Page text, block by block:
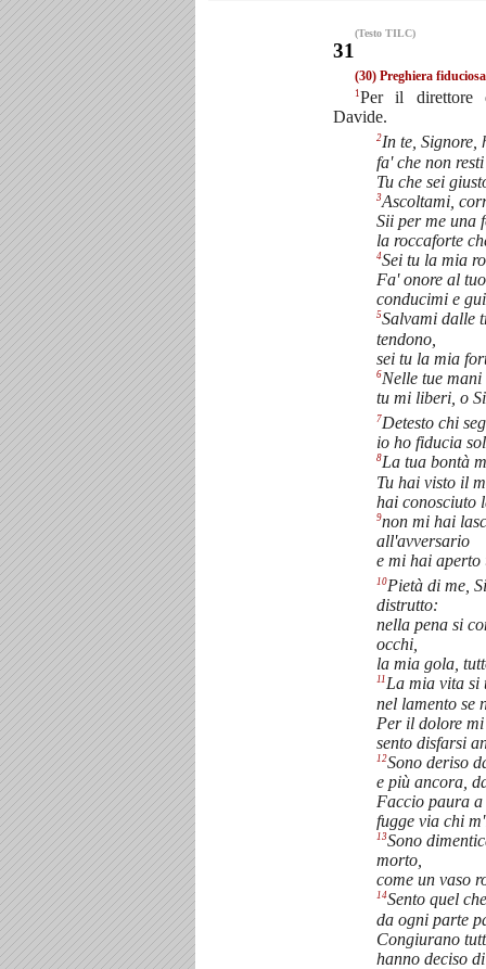
(Testo TILC)
31
(30) Preghiera
1Per il direttore
Davide.
2In te, Signore,
fa' che non
Tu che sei
3Ascoltami,
Sii per me una
la roccaforte
4Sei tu la mia
Fa' onore al
conducimi e
5Salvami dalle
tendono,
sei tu la mia
6Nelle tue
tu mi liberi, o
7Detesto chi
io ho fiducia
8La tua bontà
Tu hai visto il
hai conosciuto
9non mi hai
all'avversario
e mi hai
10Pietà di me,
distrutto:
nella pena si
occhi,
la mia gola,
11La mia vita si
nel lamento se
Per il dolore
sento disfarsi
12Sono deriso
e più ancora,
Faccio paura
fugge via chi
13Sono
morto,
come un vaso
14Sento quel
da ogni parte
Congiurano
hanno deciso